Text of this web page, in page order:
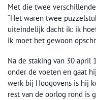
Met die twee
“Het waren twee
uiteindelijk dacht ik: ik
ik moet het gewoon
Na de staking van 30 april
onder de voeten en gaat
werk bij Hoogovens is hij
rest van de oorlog rond is